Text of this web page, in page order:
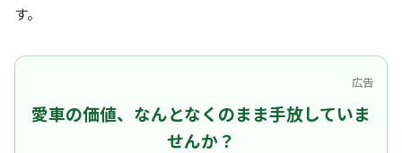
す。
広告
愛車の価値、なんとなくのまま手放していま
せんか？